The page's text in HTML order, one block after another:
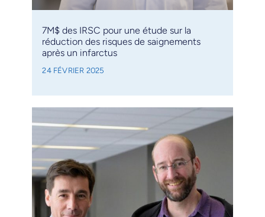
7M$ des IRSC pour une étude sur la
réduction des risques de saignements
après un infarctus
24 FÉVRIER 2025